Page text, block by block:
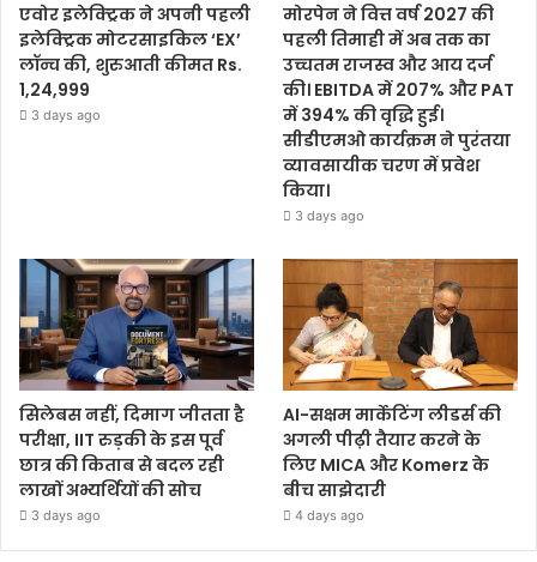
एवोर इलेक्ट्रिक ने अपनी पहली
इलेक्ट्रिक मोटरसाइकिल ‘EX’
लॉन्च की, शुरुआती कीमत Rs.
1,24,999
3 days ago
मोरपेन ने वित्त वर्ष 2027 की
पहली तिमाही में अब तक का
उच्चतम राजस्व और आय दर्ज
की। EBITDA में 207% और PAT
में 394% की वृद्धि हुई।
सीडीएमओ कार्यक्रम ने पुरंतया
व्यावसायीक चरण में प्रवेश
किया।
3 days ago
सिलेबस नहीं, दिमाग जीतता है
परीक्षा, IIT रुड़की के इस पूर्व
छात्र की किताब से बदल रही
लाखों अभ्यर्थियों की सोच
3 days ago
AI-सक्षम मार्केटिंग लीडर्स की
अगली पीढ़ी तैयार करने के
लिए MICA और Komerz के
बीच साझेदारी
4 days ago